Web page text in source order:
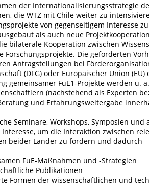
der Internationalisierungsstrategie
die WTZ mit Chile weiter zu
von gegenseitigem Interesse
als auch neue
bilaterale Kooperation zwischen
Forschungsprojekte. Die geförderten
Antragstellungen bei
(DFG) oder Europäischer Union (EU)
gemeinsamer FuE1-Projekte werden u.
(nachstehend als Experten
und Erfahrungsweitergabe
Seminare, Workshops, Symposien und
um die Interaktion zwischen
beider Länder zu fördern und dadurch
FuE-Maßnahmen und -Strategien
Publikationen
Formen der wissenschaftlichen und